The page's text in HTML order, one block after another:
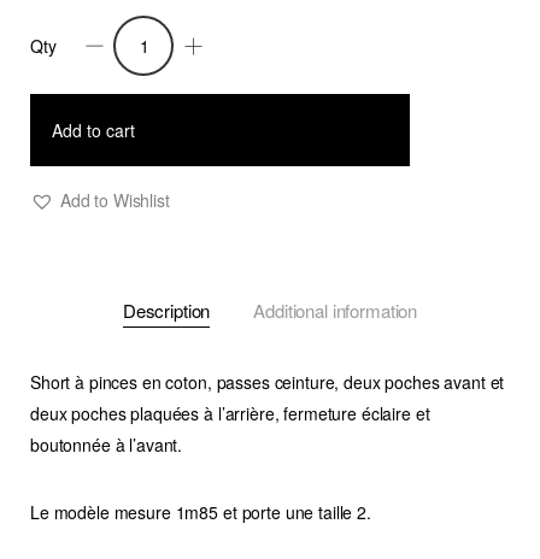
Short
Aris
Qty
Add to cart
Add to Wishlist
Description Additional information
Short à pinces en coton, passes ceinture, deux poches avant et
deux poches plaquées à l’arrière, fermeture éclaire et
boutonnée à l’avant.
Le modèle mesure 1m85 et porte une taille 2.